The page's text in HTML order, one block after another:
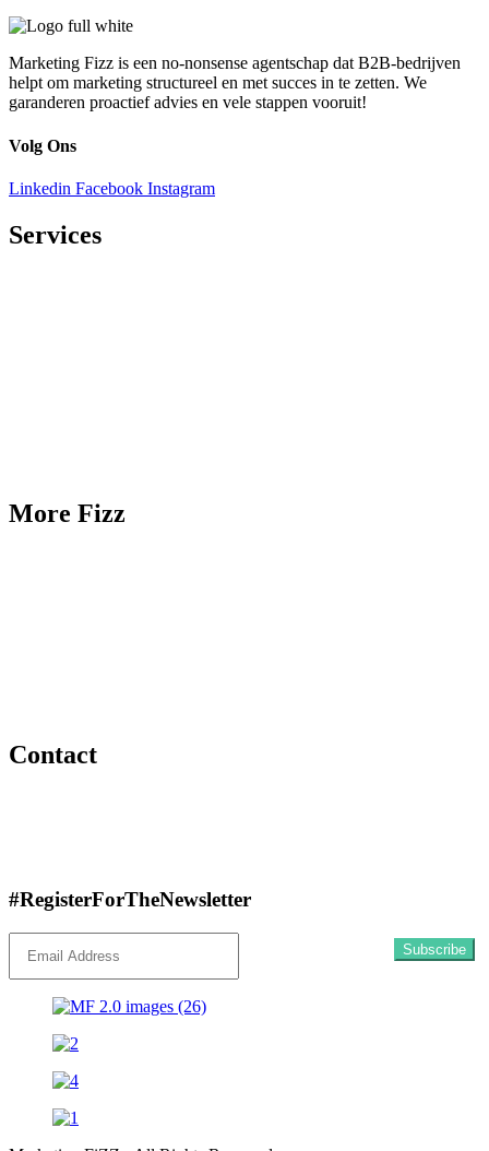
Marketing Fizz is een no-nonsense agentschap dat B2B-bedrijven
helpt om marketing structureel en met succes in te zetten. We
garanderen proactief advies en vele stappen vooruit!
Volg Ons
Linkedin Facebook Instagram
Services
More Fizz
Contact
#RegisterForTheNewsletter
Subscribe